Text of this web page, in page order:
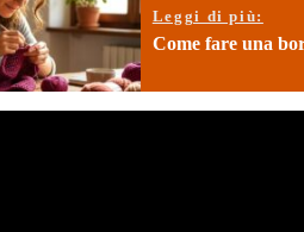
Leggi di più:
Come fare una